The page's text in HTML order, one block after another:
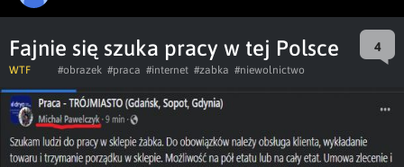
Fajnie się szuka pracy w tej Polsce 4
WTF #obrazek #praca #internet #zabka #niewolnictwo